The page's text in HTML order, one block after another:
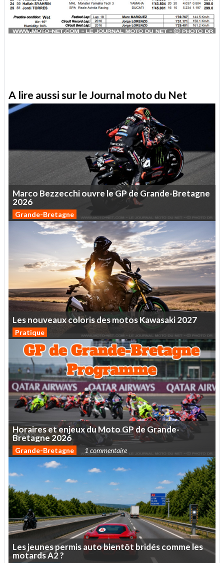
A lire aussi sur le Journal moto du Net
Marco Bezzecchiouvre leGPde Grande-Bretagne
2026
Grande-Bretagne
LesnouveauxcolorisdesmotosKawasaki2027
Pratique
HorairesetenjeuxduMotoGPdeGrande-
Bretagne 2026
Grande-Bretagne 1 commentaire
Lesjeunespermisautobientôt bridéscommeles
motardsA2?